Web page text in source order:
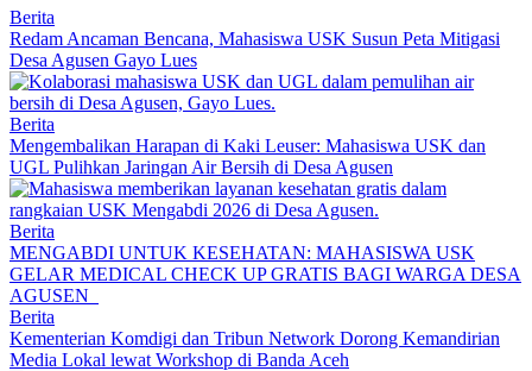
Berita
Redam Ancaman Bencana, Mahasiswa USK Susun Peta Mitigasi
Desa Agusen Gayo Lues
Berita
Mengembalikan Harapan di Kaki Leuser: Mahasiswa USK dan
UGL Pulihkan Jaringan Air Bersih di Desa Agusen
Berita
MENGABDI UNTUK KESEHATAN: MAHASISWA USK
GELAR MEDICAL CHECK UP GRATIS BAGI WARGA DESA
AGUSEN
Berita
Kementerian Komdigi dan Tribun Network Dorong Kemandirian
Media Lokal lewat Workshop di Banda Aceh